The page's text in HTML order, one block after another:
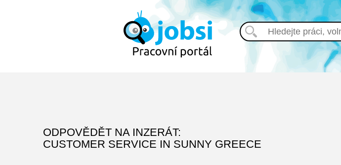
ODPOVĚDĚT NA INZERÁT:
CUSTOMER SERVICE IN SUNNY GREECE